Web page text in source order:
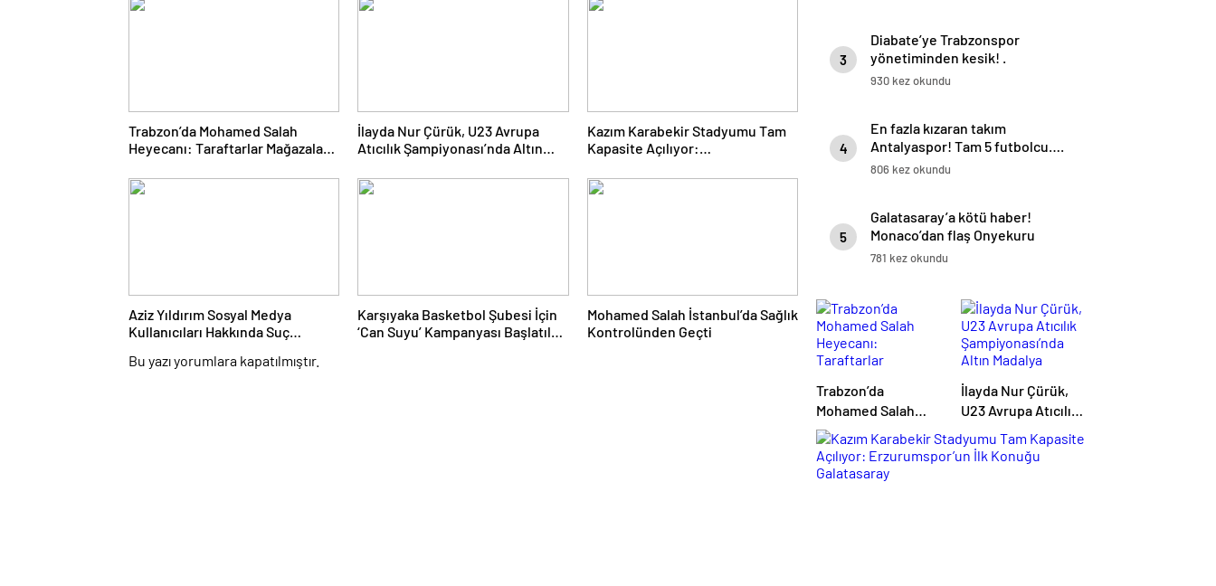
Trabzon’da Mohamed Salah
Heyecanı: Taraftarlar Mağazalara
İlayda Nur Çürük, U23 Avrupa
Atıcılık Şampiyonası’nda Altın
Kazım Karabekir Stadyumu Tam
Kapasite Açılıyor:
Galatasaray
Aziz Yıldırım Sosyal Medya
Kullanıcıları Hakkında Suç
Karşıyaka Basketbol Şubesi İçin
‘Can Suyu’ Kampanyası Başlatıldı:
Mohamed Salah İstanbul’da Sağlık
Kontrolünden Geçti
Bu yazı yorumlara kapatılmıştır.
3
Diabate’ye Trabzonspor
yönetiminden kesik! .
930 kez okundu
4
En fazla kızaran takım
Antalyaspor! Tam 5 futbolcu….
806 kez okundu
5
Galatasaray’a kötü haber!
Monaco’dan flaş Onyekuru
kararı.
781 kez okundu
Trabzon’da
Mohamed Salah
Heyecanı:
Taraftarlar
Mağazalara Akın Etti
İlayda Nur Çürük,
U23 Avrupa Atıcılık
Şampiyonası’nda
Altın Madalya